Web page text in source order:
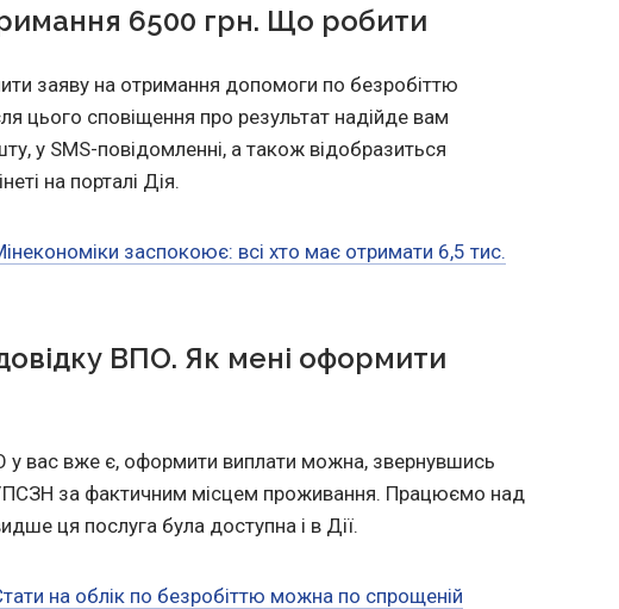
6500 грн. Що робити
заяву на отримання допомоги по безробіттю
цього сповіщення про результат надійде вам
у SMS-повідомленні, а також відобразиться
на порталі Дія.
заспокоює: всі хто має отримати 6,5 тис.
ВПО. Як мені оформити
вас вже є, оформити виплати можна, звернувшись
за фактичним місцем проживання. Працюємо над
ця послуга була доступна і в Дії.
на облік по безробіттю можна по спрощеній